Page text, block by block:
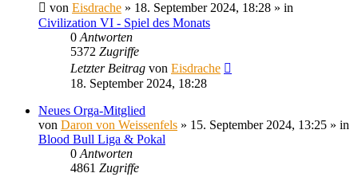
von Eisdrache » 18. September 2024, 18:28 » in
Civilization VI - Spiel des Monats
0 Antworten
5372 Zugriffe
Letzter Beitrag von Eisdrache
18. September 2024, 18:28
Neues Orga-Mitglied
von Daron von Weissenfels » 15. September 2024, 13:25 » in
Blood Bull Liga & Pokal
0 Antworten
4861 Zugriffe